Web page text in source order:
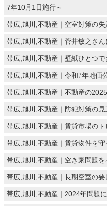
7年10月1日施行～
帯広,旭川,不動産｜空室対策の失
帯広,旭川,不動産｜菅井敏之さ
帯広,旭川,不動産｜壁紙ひとつ
帯広,旭川,不動産｜令和7年地価
帯広,旭川,不動産｜不動産の
帯広,旭川,不動産｜防犯対策の
帯広,旭川,不動産｜賃貸市場の
帯広,旭川,不動産｜賃貸物件を
帯広,旭川,不動産｜空き家問題を
帯広,旭川,不動産｜長期空室の要
帯広,旭川,不動産｜2024年問題